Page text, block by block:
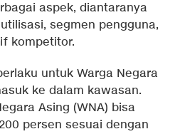
aspek, diantaranya
segmen pengguna,
kompetitor.
untuk Warga Negara
ke dalam kawasan.
Asing (WNA) bisa
persen sesuai dengan